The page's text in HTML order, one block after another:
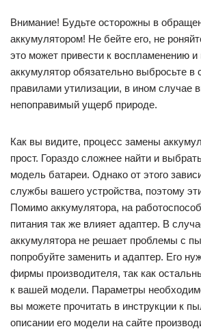
Внимание! Будьте осторожны в
аккумулятором! Не бейте его, не
это может привести к воспламенению
аккумулятор обязательно выбросьте в
правилами утилизации, в ином случае
непоправимый ущерб природе.
Как вы видите, процесс замены
прост. Гораздо сложнее найти и
модель батареи. Однако от этого
службы вашего устройства, поэтому
Помимо аккумулятора, на
питания так же влияет адаптер. В
аккумулятора не решает проблемы с
попробуйте заменить и адаптер. Его
фирмы производителя, так как
к вашей модели. Параметры
вы можете прочитать в инструкции к
описании его модели на сайте